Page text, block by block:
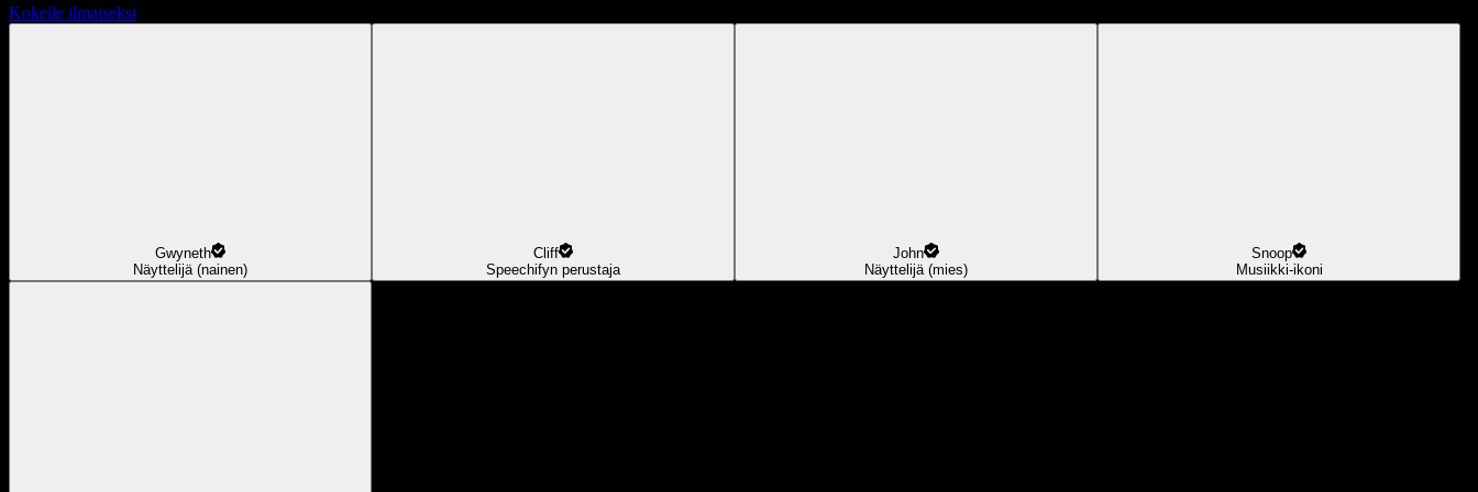
Kokeile ilmaiseksi
Gwyneth
Näyttelijä (nainen)
Cliff
Speechifyn perustaja
John
Näyttelijä (mies)
Snoop
Musiikki-ikoni